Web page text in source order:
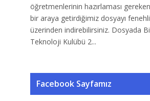
öğretmenlerinin hazırlaması
bir araya getirdiğimiz dosyayı
üzerinden indirebilirsiniz. Dosyada
Teknoloji Kulübü 2...
Facebook Sayfamız